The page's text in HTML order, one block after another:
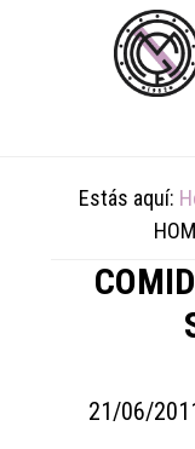
Estás aquí:
21/06/